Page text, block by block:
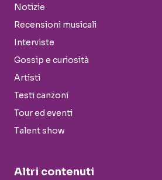
Notizie
Recensioni musicali
Interviste
Gossip e curiosità
Artisti
Testi canzoni
Tour ed eventi
Talent show
Altri contenuti